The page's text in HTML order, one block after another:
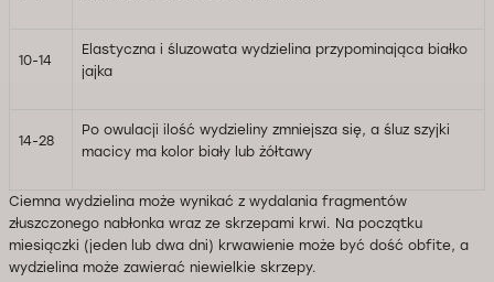
10-14
Elastyczna i śluzowata wydzielina przypominająca białko
jajka
14-28
Po owulacji ilość wydzieliny zmniejsza się, a śluz szyjki
macicy ma kolor biały lub żółtawy
Ciemna wydzielina może wynikać z wydalania fragmentów
złuszczonego nabłonka wraz ze skrzepami krwi. Na początku
miesiączki (jeden lub dwa dni) krwawienie może być dość obfite, a
wydzielina może zawierać niewielkie skrzepy.